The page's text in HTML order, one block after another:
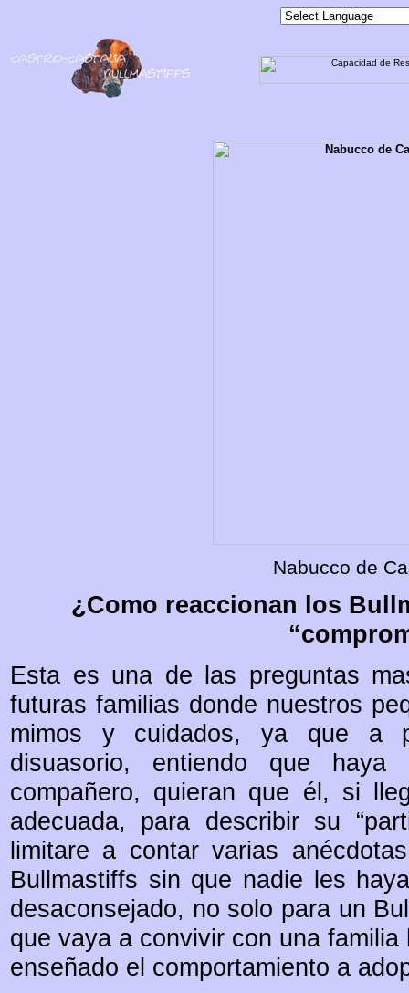
Nabucco de
¿Como reaccionan los
Esta es una de las preguntas
futuras familias donde nuestros
mimos y cuidados, ya que a
disuasorio, entiendo que
compañero, quieran que él, si
adecuada, para describir su
limitare a contar varias
Bullmastiffs sin que nadie les
desaconsejado, no solo para un
que vaya a convivir con una
enseñado el comportamiento a